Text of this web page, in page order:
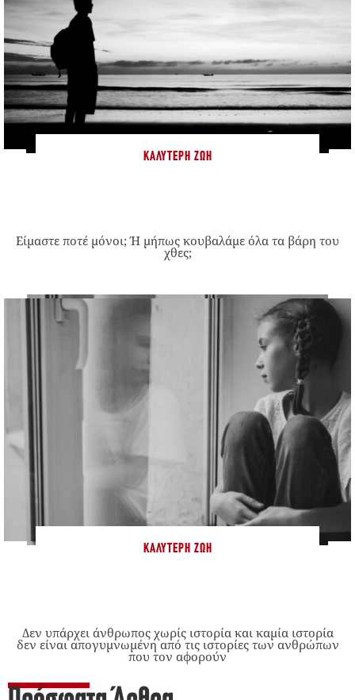
ΚΑΛΎΤΕΡΗ ΖΩΉ
Είμαστε ποτέ μόνοι; Ή μήπως κουβαλάμε όλα τα βάρη του
χθες;
ΚΑΛΎΤΕΡΗ ΖΩΉ
Δεν υπάρχει άνθρωπος χωρίς ιστορία και καμία ιστορία
δεν είναι απογυμνωμένη από τις ιστορίες των ανθρώπων
που τον αφορούν